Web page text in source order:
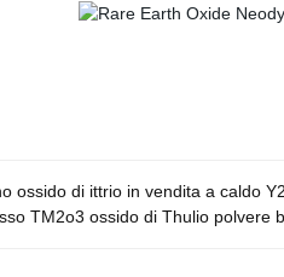
ossido di ittrio in vendita a caldo
TM2o3 ossido di Thulio polvere